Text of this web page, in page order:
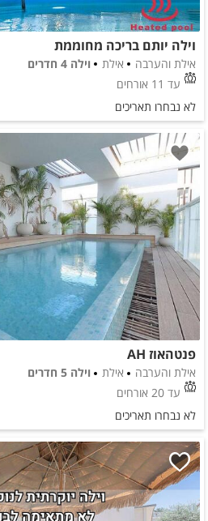
וילה יותם בריכה מחוממת
אילת והערבה אילת
וילה 4 חדרים
עד 11 אורחים
לא נבחרו תאריכים
פנטהאוז AH
אילת והערבה אילת
וילה 5 חדרים
עד 20 אורחים
לא נבחרו תאריכים